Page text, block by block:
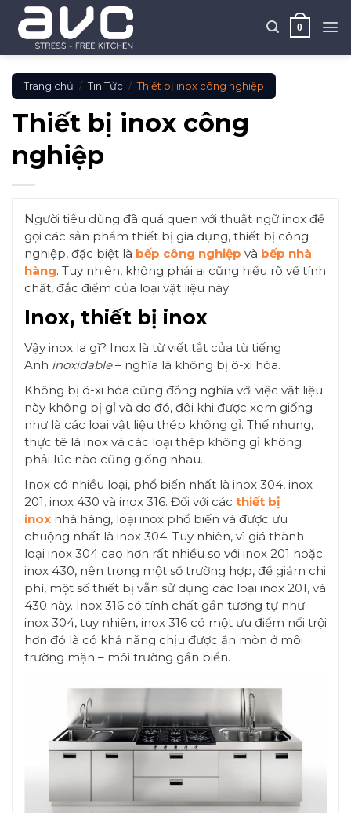
Skip
content
0
Trang chủ / Tin Tức / Thiết bị inox công nghiệp
Thiết bị inox công
nghiệp
Người tiêu dùng đã quá quen với thuật ngữ inox để
gọi các sản phẩm thiết bị gia dụng, thiết bị công
nghiệp, đặc biệt là bếp công nghiệp và bếp nhà
hàng. Tuy nhiên, không phải ai cũng hiểu rõ về tính
chất, đắc điểm của loại vật liệu này
Inox, thiết bị inox
Vậy inox la gì? Inox là từ viết tắt của từ tiếng
Anh inoxidable– nghĩa là không bị ô-xi hóa.
Không bị ô-xi hóa cũng đồng nghĩa với việc vật liệu
này không bị gỉ và do đó, đôi khi được xem giống
như là các loại vật liệu thép không gỉ. Thế nhưng,
thực tê là inox và các loại thép không gỉ không
phải lúc nào cũng giống nhau.
Inox có nhiều loại, phổ biến nhất là inox 304, inox
201, inox 430 và inox 316. Đối với các thiết bị
inox nhà hàng, loại inox phổ biến và được ưu
chuộng nhất là inox 304. Tuy nhiên, vì giá thành
loại inox 304 cao hơn rất nhiều so với inox 201 hoặc
inox 430, nên trong một số trường hợp, để giảm chi
phí, một số thiết bị vẫn sử dụng các loại inox 201, và
430 này. Inox 316 có tính chất gần tương tự như
inox 304, tuy nhiên, inox 316 có một ưu điểm nổi trội
hơn đó là có khả năng chịu được ăn mòn ở môi
trường mặn – môi trường gần biển.